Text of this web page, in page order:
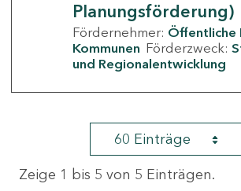
Planungsförderung)
Fördernehmer: Öffentliche
Kommunen Förderzweck:
und Regionalentwicklung
60 Einträge
Zeige 1 bis 5 von 5 Einträgen.